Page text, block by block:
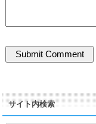
サイト内検索